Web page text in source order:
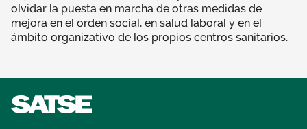
olvidar la puesta en marcha de otras medidas de
mejora en el orden social, en salud laboral y en el
ámbito organizativo de los propios centros sanitarios.